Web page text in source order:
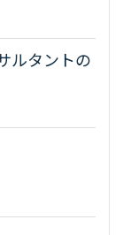
ルタントの